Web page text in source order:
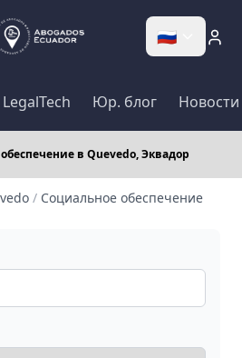
🇷🇺
LegalTech Юр. блог Новости
в Quevedo, Эквадор
/ Социальное обеспечение